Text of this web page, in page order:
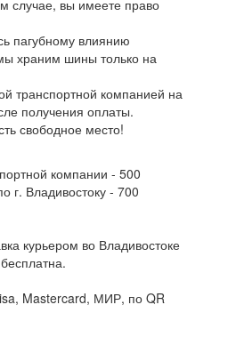
случае, вы имеете право
пагубному влиянию
храним шины только на
транспортной компанией на
получения оплаты.
свободное место!
компании - 500
г. Владивостоку - 700
курьером во Владивостоке
Mastercard, МИР, по QR